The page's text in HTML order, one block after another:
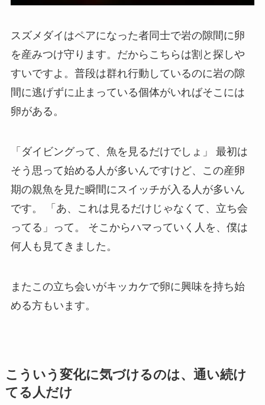
スズメダイはペアになった者同士で岩の隙間に卵
を産みつけ守ります。だからこちらは割と探しや
すいですよ。普段は群れ行動しているのに岩の隙
間に逃げずに止まっている個体がいればそこには
卵がある。
「ダイビングって、魚を見るだけでしょ」 最初は
そう思って始める人が多いんですけど、この産卵
期の親魚を見た瞬間にスイッチが入る人が多いん
です。 「あ、これは見るだけじゃなくて、立ち会
ってる」って。 そこからハマっていく人を、僕は
何人も見てきました。
またこの立ち会いがキッカケで卵に興味を持ち始
める方もいます。
こういう変化に気づけるのは、通い続け
てる人だけ